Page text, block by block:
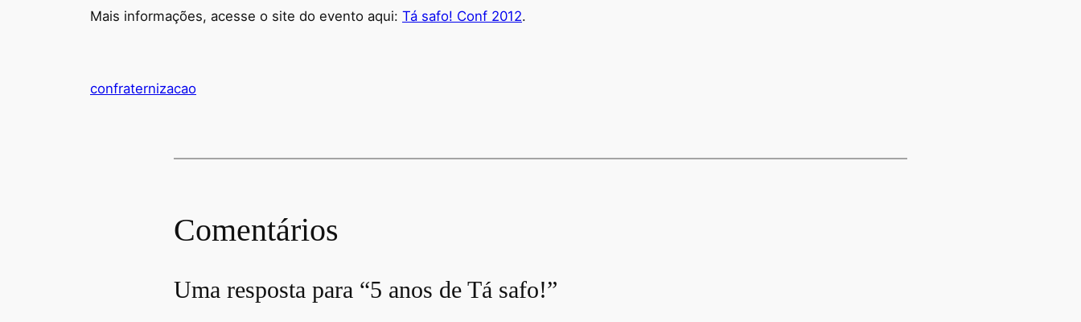
Mais informações, acesse o site do evento aqui: Tá safo! Conf 2012.
confraternizacao
Comentários
Uma resposta para “5 anos de Tá safo!”